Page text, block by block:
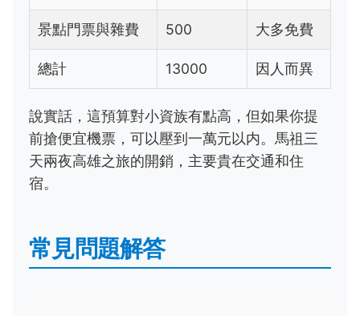
景點門票與雜費 500 大多免費
總計 13000 因人而異
說實話，這預算對小資族有點高，但如果你提
前搶便宜機票，可以壓到一萬元以内。馬祖三
天兩夜高雄之旅的開銷，主要貴在交通和住
宿。
常見問題解答